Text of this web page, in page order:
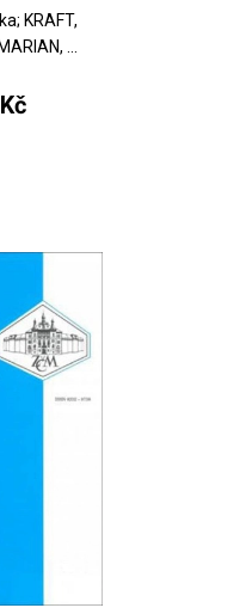
KRAFT,
...